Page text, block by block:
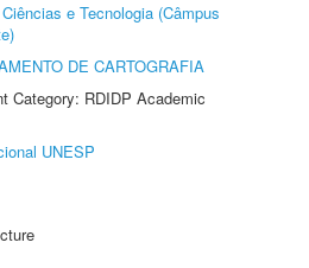
e Tecnologia (Câmpus
DE CARTOGRAFIA
Category: RDIDP Academic
UNESP